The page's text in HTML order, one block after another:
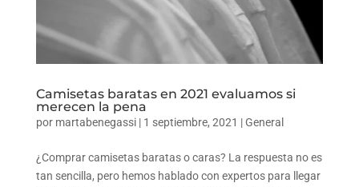
Camisetas baratas en 2021 evaluamos si
merecen la pena
por martabenegassi| 1 septiembre, 2021 |General
¿Comprar camisetas baratas o caras? La respuesta no es
tan sencilla, pero hemos hablado con expertos para llegar